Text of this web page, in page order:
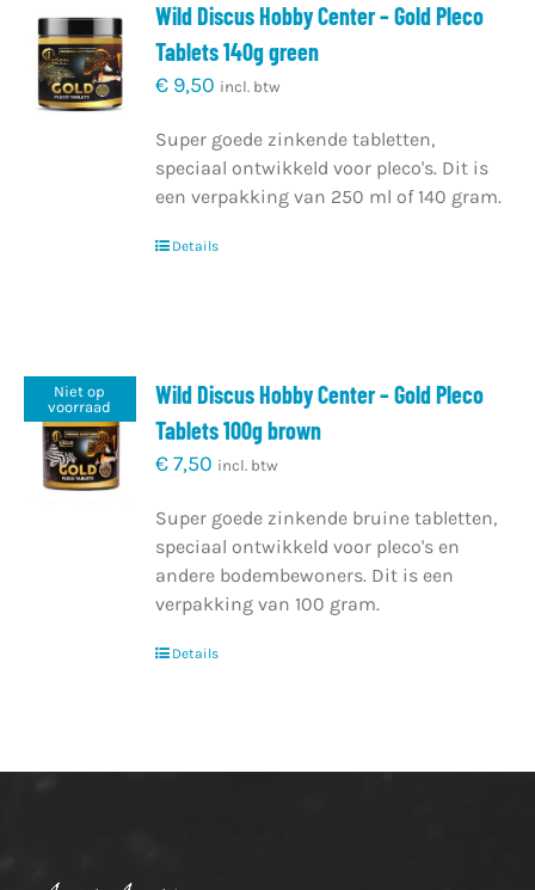
Wild Discus Hobby Center – Gold Pleco
Tablets 140g green
€ 9,50 incl. btw
Super goede zinkende tabletten,
speciaal ontwikkeld voor pleco's. Dit is
een verpakking van 250 ml of 140 gram.
Details
Niet op
voorraad
Wild Discus Hobby Center – Gold Pleco
Tablets 100g brown
€7,50 incl. btw
Super goede zinkende bruine tabletten,
speciaal ontwikkeld voor pleco's en
andere bodembewoners. Dit is een
verpakking van 100 gram.
Details